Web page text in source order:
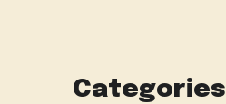
Categories